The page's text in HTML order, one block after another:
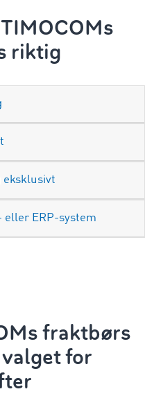
riktig
eksklusivt
eller ERP-system
fraktbørs
for